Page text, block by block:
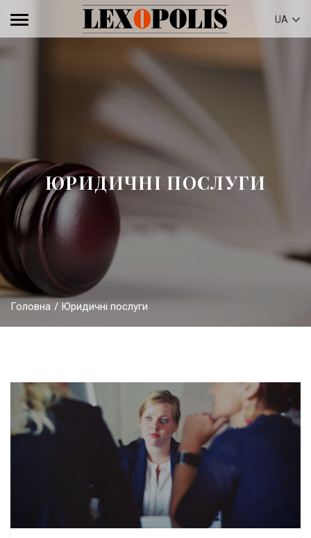
UA
Головна Юридичні послуги
ЮРИДИЧНІ ПОСЛУГИ
Реєстраційні послуги